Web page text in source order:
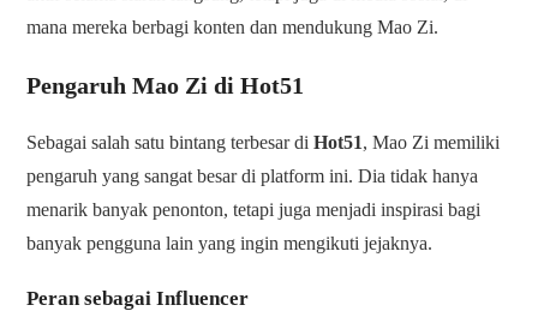
mana mereka berbagi konten dan mendukung Mao Zi.
Pengaruh Mao Zi di Hot51
Sebagai salah satu bintang terbesar diHot51, Mao Zi memiliki
pengaruh yang sangat besar di platform ini. Dia tidak hanya
menarik banyak penonton, tetapi juga menjadi inspirasi bagi
banyak pengguna lain yang ingin mengikuti jejaknya.
Peran sebagai Influencer